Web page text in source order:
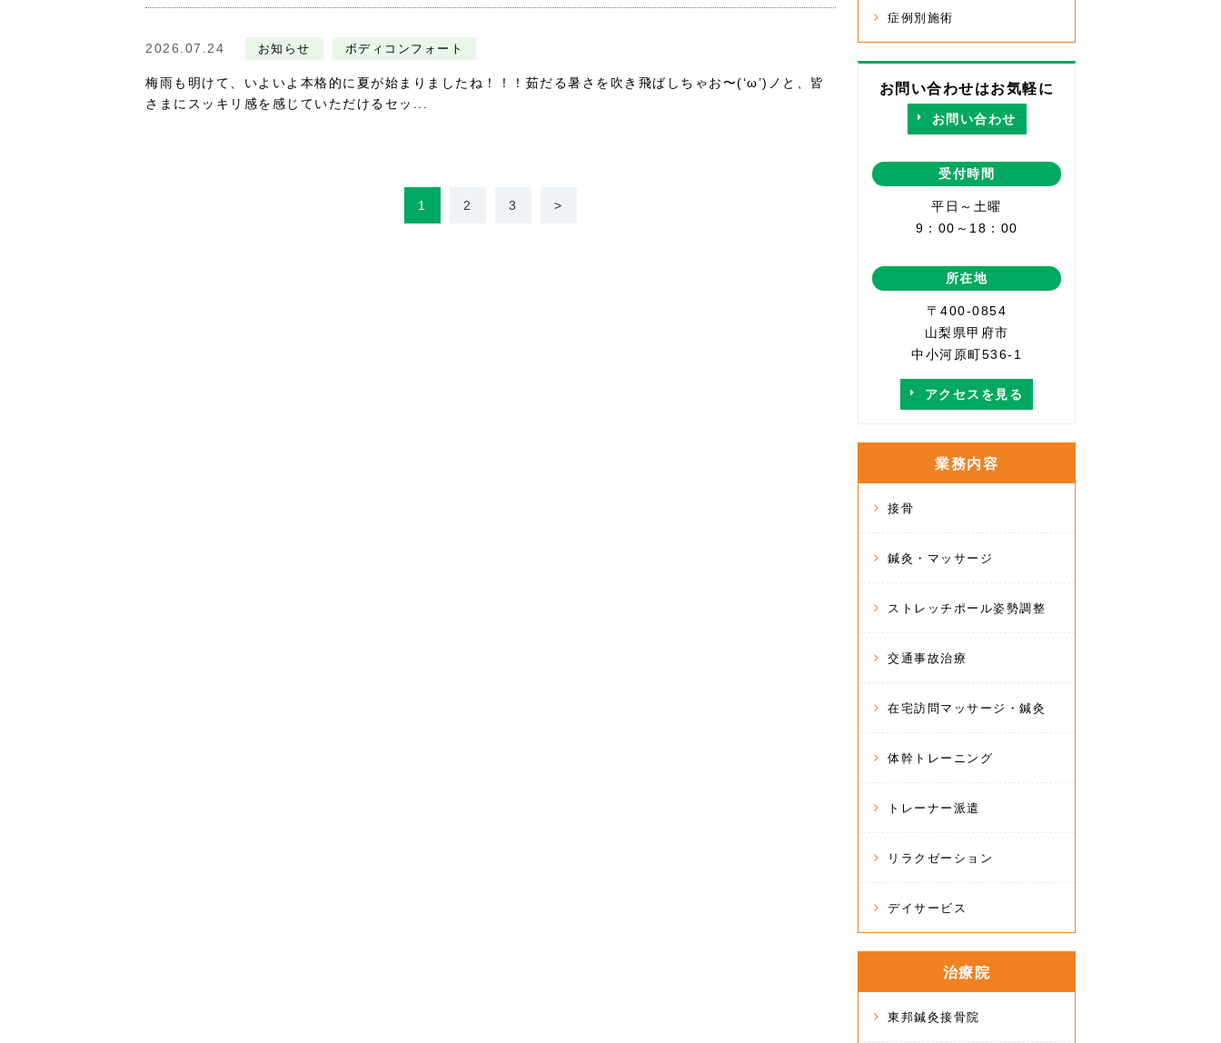
2026.07.24 お知らせ ボディコンフォート
梅雨も明けて、いよいよ本格的に夏が始まりましたね！！！茹だる暑さを吹き飛ばしちゃお〜(‘ω’)ノと、皆
さまにスッキリ感を感じていただけるセッ...
1 2 3 >
症例別施術
お問い合わせはお気軽に
お問い合わせ
受付時間
平日～土曜
9：00～18：00
所在地
〒400-0854
山梨県甲府市
中小河原町536-1
アクセスを見る
業務内容
接骨
鍼灸・マッサージ
ストレッチポール姿勢調整
交通事故治療
在宅訪問マッサージ・鍼灸
体幹トレーニング
トレーナー派遣
リラクゼーション
デイサービス
治療院
東邦鍼灸接骨院